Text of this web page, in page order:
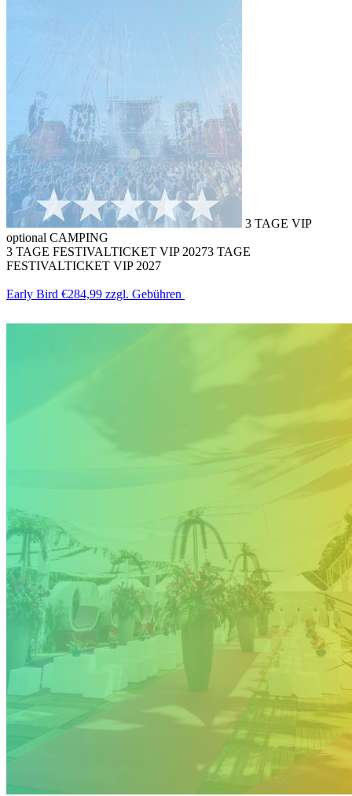
3 TAGE VIP
optional CAMPING
3 TAGE FESTIVALTICKET VIP 20273 TAGE
FESTIVALTICKET VIP 2027
Early Bird €284,99 zzgl. Gebühren